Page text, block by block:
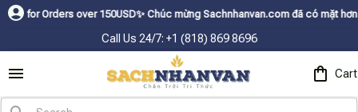
over 150USDㅤ✨Chúc mừng Sachnhanvan.com đã có mặt hơn 200 quốc
Call Us 24/7: +1 (818) 869 8696
Cart